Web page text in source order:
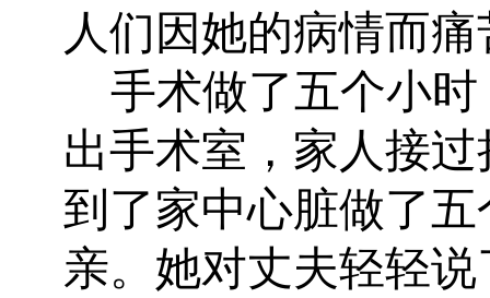
人们因她的病情而
手术做了五个小
出手术室，家人接
到了家中心脏做了
亲。她对丈夫轻轻